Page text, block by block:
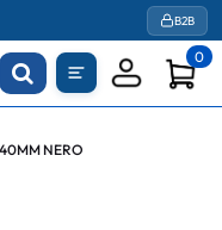
B2B
0
NERO